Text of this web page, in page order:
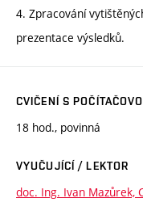
4. Zpracování
prezentace výsledků.
CVIČENÍ S
18 hod., povinná
VYUČUJÍCÍ / LEKTOR
doc. Ing. Ivan Mazůrek,